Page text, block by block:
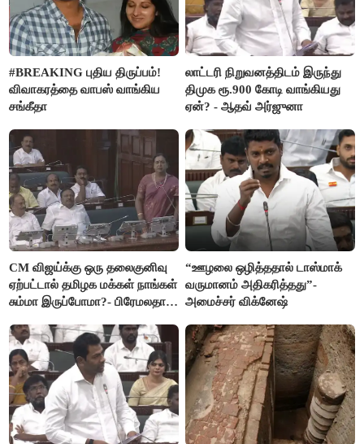
#BREAKING புதிய திருப்பம்!
விவாகரத்தை வாபஸ் வாங்கிய
சங்கீதா
லாட்டரி நிறுவனத்திடம் இருந்து
திமுக ரூ.900 கோடி வாங்கியது
ஏன்? - ஆதவ் அர்ஜுனா
CM விஜய்க்கு ஒரு தலைகுனிவு
ஏற்பட்டால் தமிழக மக்கள் நாங்கள்
சும்மா இருப்போமா?- பிரேமலதா
“ஊழலை ஒழித்ததால் டாஸ்மாக்
வருமானம் அதிகரித்தது”-
அமைச்சர் விக்னேஷ்